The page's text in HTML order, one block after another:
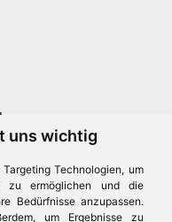
uns wichtig
Technologien, um
zu ermöglichen und die
Bedürfnisse anzupassen.
um Ergebnisse zu